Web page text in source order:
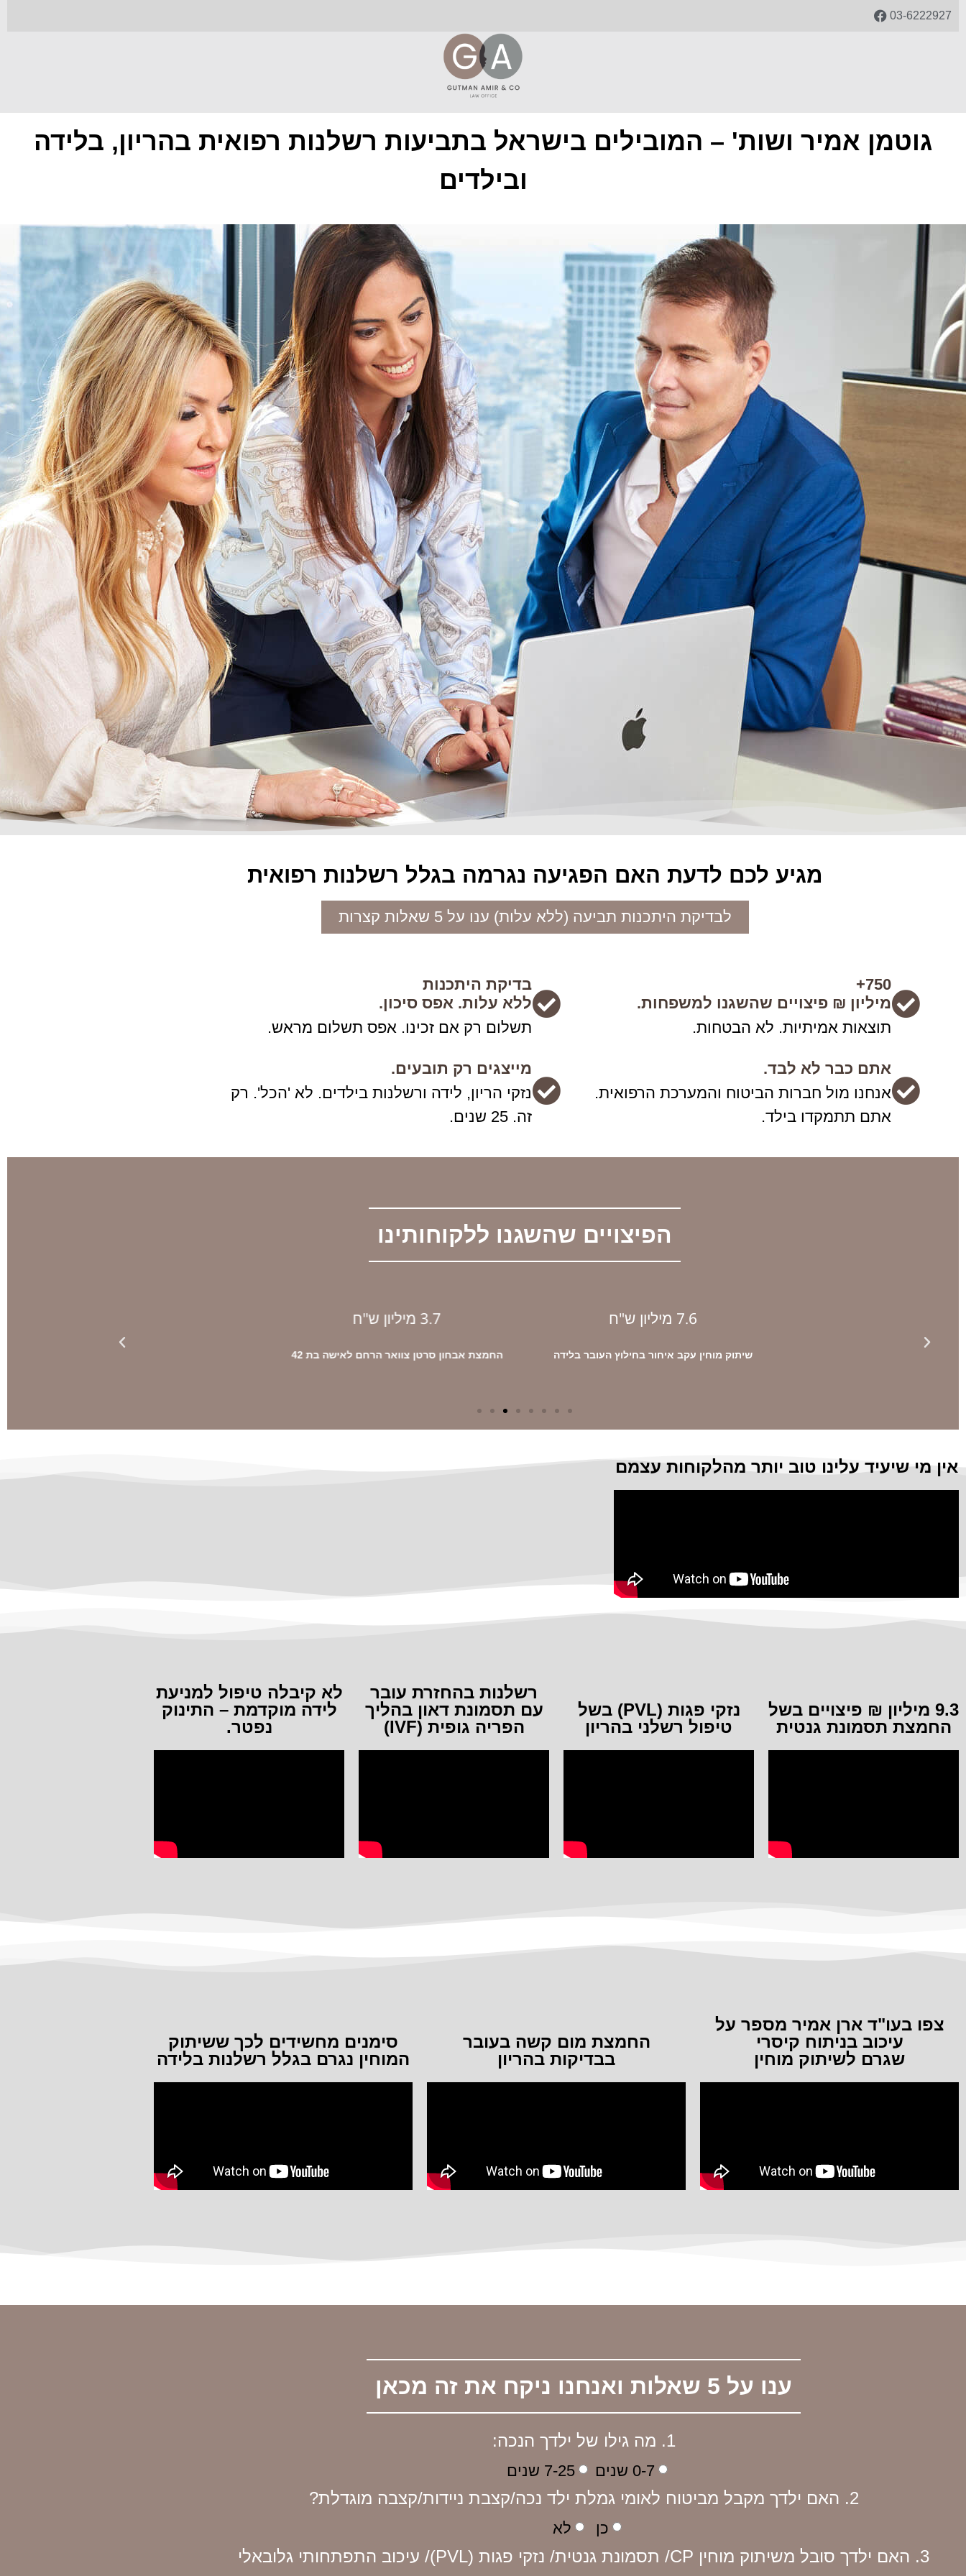
03-6222927
גוטמן אמיר ושות' – המובילים בישראל בתביעות רשלנות רפואית בהריון, בלידה
ובילדים
מגיע לכם לדעת האם הפגיעה נגרמה בגלל רשלנות רפואית
לבדיקת היתכנות תביעה (ללא עלות) ענו על 5 שאלות קצרות
750+
מיליון ₪ פיצויים שהשגנו למשפחות.
תוצאות אמיתיות. לא הבטחות.
אתם כבר לא לבד.
אנחנו מול חברות הביטוח והמערכת הרפואית.
אתם תתמקדו בילד.
בדיקת היתכנות
ללא עלות. אפס סיכון.
תשלום רק אם זכינו. אפס תשלום מראש.
מייצגים רק תובעים.
נזקי הריון, לידה ורשלנות בילדים. לא 'הכל'. רק
זה. 25 שנים.
הפיצויים שהשגנו ללקוחותינו
7.6 מיליון ש"ח
שיתוק מוחין עקב איחור בחילוץ העובר בלידה
3.7 מיליון ש"ח
החמצת אבחון סרטן צוואר הרחם לאישה בת 42
אין מי שיעיד עלינו טוב יותר מהלקוחות עצמם
9.3 מיליון ₪ פיצויים בשל
החמצת תסמונת גנטית
נזקי פגות (PVL) בשל
טיפול רשלני בהריון
רשלנות בהחזרת עובר
עם תסמונת דאון בהליך
הפריה גופית (IVF)
לא קיבלה טיפול למניעת
לידה מוקדמת – התינוק
נפטר.
צפו בעו"ד ארן אמיר מספר על
עיכוב בניתוח קיסרי
שגרם לשיתוק מוחין
החמצת מום קשה בעובר
בבדיקות בהריון
סימנים מחשידים לכך ששיתוק
המוחין נגרם בגלל רשלנות בלידה
ענו על 5 שאלות ואנחנו ניקח את זה מכאן
1. מה גילו של ילדך הנכה:
0-7 שנים 7-25 שנים
2. האם ילדך מקבל מביטוח לאומי גמלת ילד נכה/קצבת ניידות/קצבה מוגדלת?
כן לא
3. האם ילדך סובל משיתוק מוחין CP/ תסמונת גנטית/ נזקי פגות (PVL)/ עיכוב התפתחותי גלובאלי